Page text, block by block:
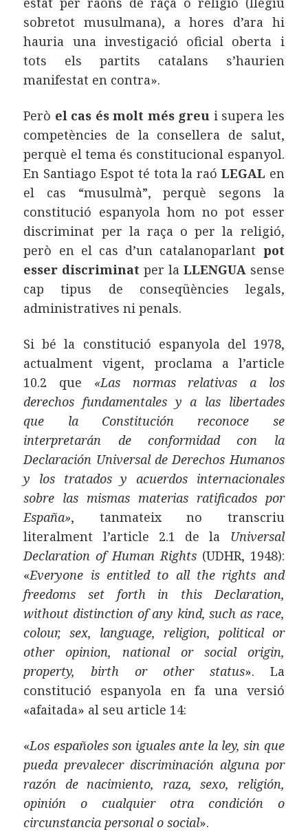
sobretot musulmana), a hores d’ara hi
hauria una investigació oficial oberta i
tots els partits catalans s’haurien
manifestat en contra».
Però el cas és molt més greu i supera les
competències de la consellera de salut,
perquè el tema és constitucional espanyol.
En Santiago Espot té tota la raó LEGAL en
el cas “musulmà”, perquè segons la
constitució espanyola hom no pot esser
discriminat per la raça o per la religió,
però en el cas d’un catalanoparlant pot
esser discriminat per la LLENGUAsense
cap tipus de conseqüències legals,
administratives ni penals.
Si bé la constitució espanyola del 1978,
actualment vigent, proclama a l’article
10.2 que «Las normas relativas a los
derechos fundamentales y a las libertades
que la Constitución reconoce se
interpretarán de conformidad con la
Declaración Universal de Derechos Humanos
y los tratados y acuerdos internacionales
sobre las mismas materias ratificados por
España», tanmateix no transcriu
literalment l’article 2.1 de la Universal
Declaration of Human Rights(UDHR, 1948):
«Everyone is entitled to all the rights and
freedoms set forth in this Declaration,
without distinction of any kind, such as race,
colour, sex, language, religion, political or
other opinion, national or social origin,
property, birth or other status». La
constitució espanyola en fa una versió
«afaitada» al seu article 14:
«Los españoles son iguales ante la ley, sin que
pueda prevalecer discriminación alguna por
razón de nacimiento, raza, sexo, religión,
opinión o cualquier otra condición o
circunstancia personal o social».